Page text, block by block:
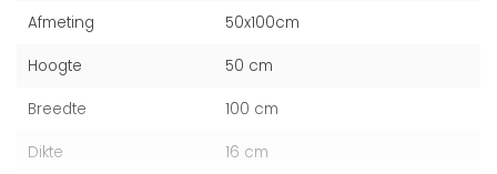
Afmeting 50x100cm
Hoogte 50 cm
Breedte 100 cm
Dikte 16 cm